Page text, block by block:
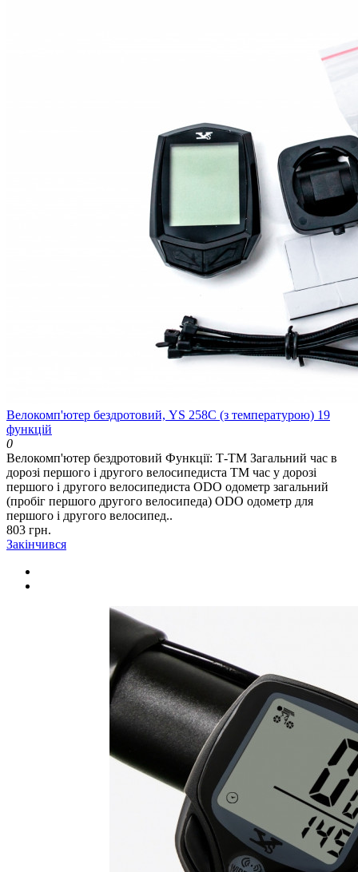
Велокомп'ютер бездротовий, YS 258С (з температурою) 19
функцій
0
Велокомп'ютер бездротовий Функції: Т-ТМ Загальний час в
дорозі першого і другого велосипедиста ТМ час у дорозі
першого і другого велосипедиста ODO одометр загальний
(пробіг першого другого велосипеда) ODO одометр для
першого і другого велосипед..
803 грн.
Закінчився